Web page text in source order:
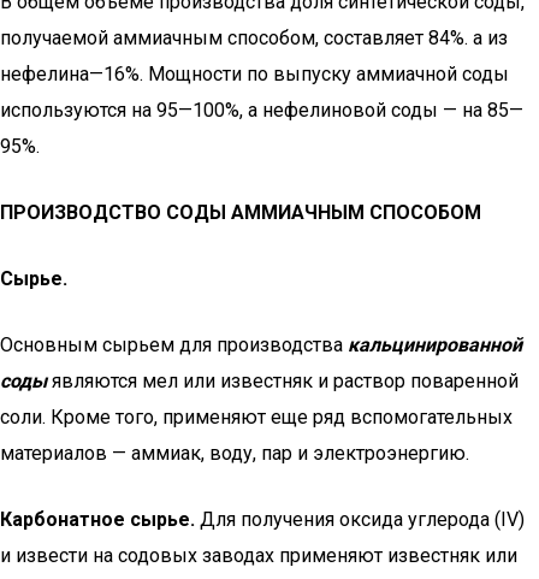
по­лучаемой аммиачным способом, составляет 84%. а из
нефели­на—16%. Мощности по выпуску аммиачной соды
используются на 95—100%, а нефелиновой соды — на 85—
95%.
ПРОИЗВОДСТВО СОДЫ АММИАЧНЫМ СПОСОБОМ
Сырье.
Основным сырьем для производства кальцинированной
содыявляются мел или известняк и раствор поваренной
соли. Кроме того, применяют еще ряд вспомогательных
материалов — ам­миак, воду, пар и электроэнергию.
Карбонатное сырье. Для получения оксида углерода (IV)
и извести на содовых заводах применяют известняк или